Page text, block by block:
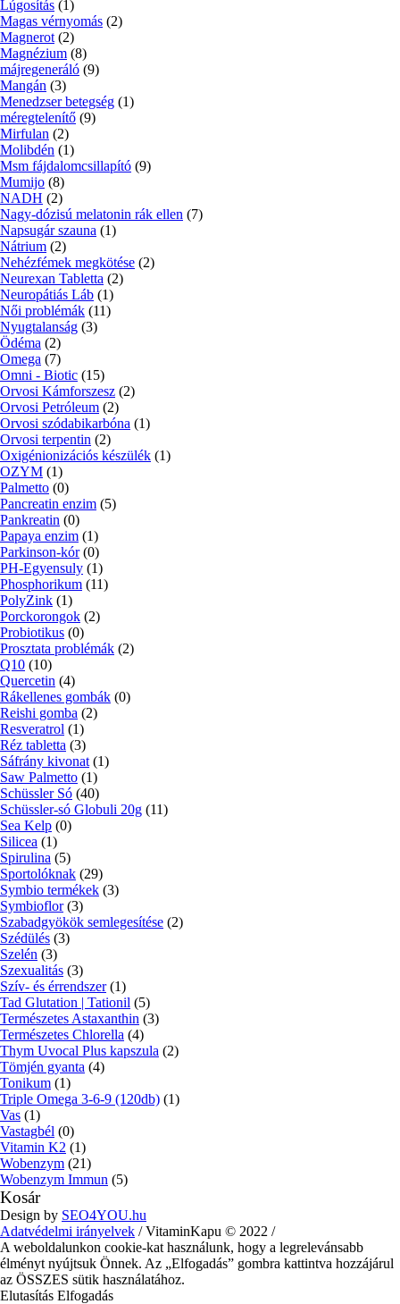
Lúgosítás (1)
Magas vérnyomás (2)
Magnerot (2)
Magnézium (8)
májregeneráló (9)
Mangán (3)
Menedzser betegség (1)
méregtelenítő (9)
Mirfulan (2)
Molibdén (1)
Msm fájdalomcsillapító (9)
Mumijo (8)
NADH (2)
Nagy-dózisú melatonin rák ellen (7)
Napsugár szauna (1)
Nátrium (2)
Nehézfémek megkötése (2)
Neurexan Tabletta (2)
Neuropátiás Láb (1)
Női problémák (11)
Nyugtalanság (3)
Ödéma (2)
Omega (7)
Omni - Biotic (15)
Orvosi Kámforszesz (2)
Orvosi Petróleum (2)
Orvosi szódabikarbóna (1)
Orvosi terpentin (2)
Oxigénionizációs készülék (1)
OZYM (1)
Palmetto (0)
Pancreatin enzim (5)
Pankreatin (0)
Papaya enzim (1)
Parkinson-kór (0)
PH-Egyensuly (1)
Phosphorikum (11)
PolyZink (1)
Porckorongok (2)
Probiotikus (0)
Prosztata problémák (2)
Q10 (10)
Quercetin (4)
Rákellenes gombák (0)
Reishi gomba (2)
Resveratrol (1)
Réz tabletta (3)
Sáfrány kivonat (1)
Saw Palmetto (1)
Schüssler Só (40)
Schüssler-só Globuli 20g (11)
Sea Kelp (0)
Silicea (1)
Spirulina (5)
Sportolóknak (29)
Symbio termékek (3)
Symbioflor (3)
Szabadgyökök semlegesítése (2)
Szédülés (3)
Szelén (3)
Szexualitás (3)
Szív- és érrendszer (1)
Tad Glutation | Tationil (5)
Természetes Astaxanthin (3)
Természetes Chlorella (4)
Thym Uvocal Plus kapszula (2)
Tömjén gyanta (4)
Tonikum (1)
Triple Omega 3-6-9 (120db) (1)
Vas (1)
Vastagbél (0)
Vitamin K2 (1)
Wobenzym (21)
Wobenzym Immun (5)
Kosár
Design by SEO4YOU.hu
Adatvédelmi irányelvek / VitaminKapu © 2022 /
A weboldalunkon cookie-kat használunk, hogy a legrelevánsabb
élményt nyújtsuk Önnek. Az „Elfogadás” gombra kattintva hozzájárul
az ÖSSZES sütik használatához.
Elutasítás Elfogadás